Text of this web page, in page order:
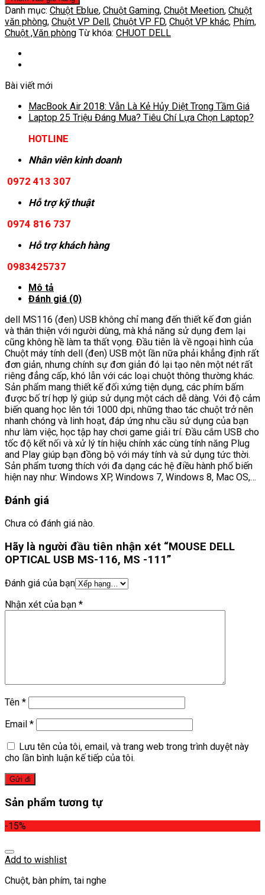
Danh mục: Chuột Eblue, Chuột Gaming, Chuột Meetion, Chuột
văn phòng, Chuột VP Dell, Chuột VP FD, Chuột VP khác, Phím,
Chuột ,Văn phòng Từ khóa: CHUOT DELL
Bài viết mới
MacBook Air 2018: Vẫn Là Kẻ Hủy Diệt Trong Tầm Giá
Laptop 25 Triệu Đáng Mua? Tiêu Chí Lựa Chọn Laptop?
HOTLINE
Nhân viên kinh doanh
0972 413 307
Hỗ trợ kỹ thuật
0974 816 737
Hỗ trợ khách hàng
0983425737
Mô tả
Đánh giá (0)
dell MS116 (đen) USB không chỉ mang đến thiết kế đơn giản
và thân thiện với người dùng, mà khả năng sử dụng đem lại
cũng không hề làm ta thất vọng. Đầu tiên là về ngoại hình của
Chuột máy tính dell (đen) USB một lần nữa phải khẳng định rất
đơn giản, nhưng chính sự đơn giản đó lại tạo nên một nét rất
riêng đẳng cấp, khó lẫn với các loại chuột thông thường khác.
Sản phẩm mang thiết kế đối xứng tiện dụng, các phím bấm
được bố trí hợp lý giúp sử dụng một cách dễ dàng. Với độ cảm
biến quang học lên tới 1000 dpi, những thao tác chuột trở nên
nhanh chóng và linh hoạt, đáp ứng nhu cầu sử dụng của bạn
như làm việc, học tập hay chơi game giải trí. Đầu cắm USB cho
tốc độ kết nối và xử lý tín hiệu chính xác cùng tính năng Plug
and Play giúp bạn đồng bộ với máy tính và sử dụng tức thời.
Sản phẩm tương thích với đa dạng các hệ điều hành phổ biến
hiện nay như: Windows XP, Windows 7, Windows 8, Mac OS,…
Đánh giá
Chưa có đánh giá nào.
Hãy là người đầu tiên nhận xét “MOUSE DELL
OPTICAL USB MS-116, MS -111”
Đánh giá của bạn
Nhận xét của bạn *
Tên *
Email *
Lưu tên của tôi, email, và trang web trong trình duyệt này
cho lần bình luận kế tiếp của tôi.
Sản phẩm tương tự
-15%
Add to wishlist
Chuột, bàn phím, tai nghe